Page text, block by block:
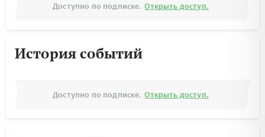
Доступно по подписке. Открыть доступ.
История событий
Доступно по подписке. Открыть доступ.